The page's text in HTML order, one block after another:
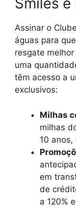
Assinar o
águas para
resgate
uma
têm acesso a
exclusivos:
Milhas
milhas
10
em
de
a 120%